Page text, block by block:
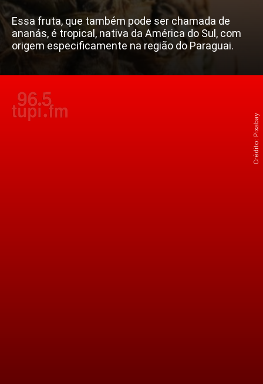
Essa fruta, que também pode ser chamada de
ananás, é tropical, nativa da América do Sul, com
origem especificamente na região do Paraguai.
Crédito: Pixabay